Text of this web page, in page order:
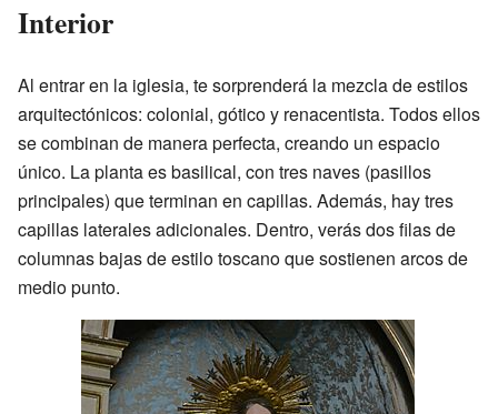
Interior
Al entrar en la iglesia, te sorprenderá la mezcla de estilos
arquitectónicos: colonial, gótico y renacentista. Todos ellos
se combinan de manera perfecta, creando un espacio
único. La planta es basilical, con tres naves (pasillos
principales) que terminan en capillas. Además, hay tres
capillas laterales adicionales. Dentro, verás dos filas de
columnas bajas de estilo toscano que sostienen arcos de
medio punto.